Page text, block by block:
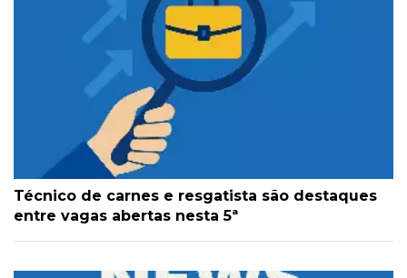
Técnico de carnes e resgatista são destaques
entre vagas abertas nesta 5ª